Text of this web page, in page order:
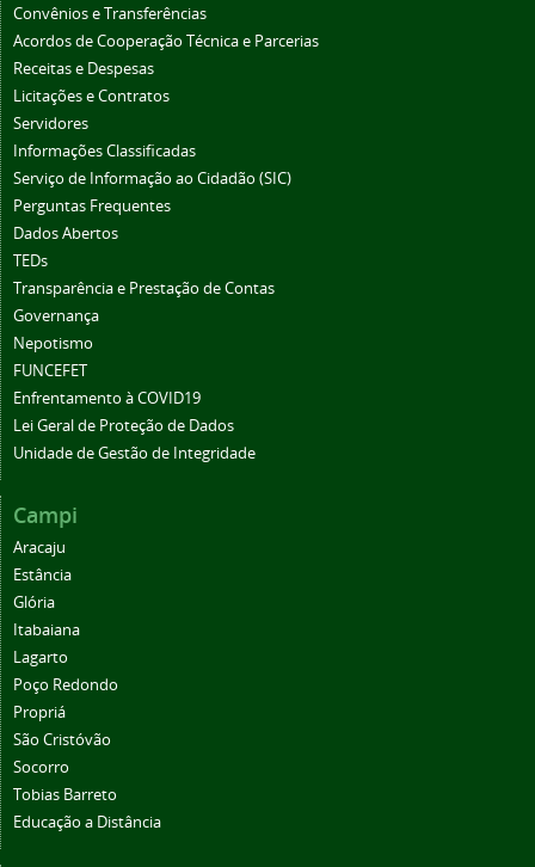
Convênios e Transferências
Acordos de Cooperação Técnica e Parcerias
Receitas e Despesas
Licitações e Contratos
Servidores
Informações Classificadas
Serviço de Informação ao Cidadão (SIC)
Perguntas Frequentes
Dados Abertos
TEDs
Transparência e Prestação de Contas
Governança
Nepotismo
FUNCEFET
Enfrentamento à COVID19
Lei Geral de Proteção de Dados
Unidade de Gestão de Integridade
Campi
Aracaju
Estância
Glória
Itabaiana
Lagarto
Poço Redondo
Propriá
São Cristóvão
Socorro
Tobias Barreto
Educação a Distância